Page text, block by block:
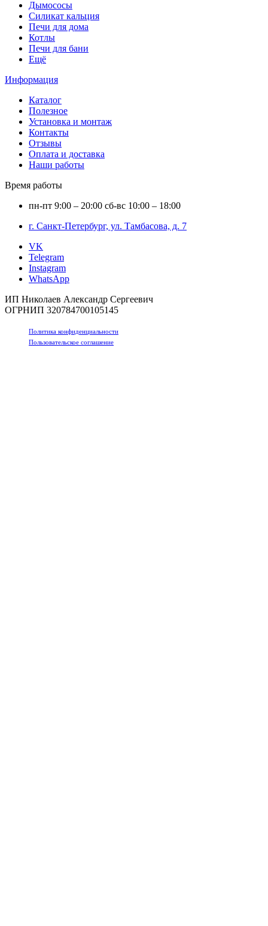
Дымососы
Силикат кальция
Печи для дома
Котлы
Печи для бани
Ещё
Информация
Каталог
Полезное
Установка и монтаж
Контакты
Отзывы
Оплата и доставка
Наши работы
Время работы
пн-пт 9:00 – 20:00 сб-вс 10:00 – 18:00
г. Санкт-Петербург, ул. Тамбасова, д. 7
VK
Telegram
Instagram
WhatsApp
ИП Николаев Александр Сергеевич
ОГРНИП 320784700105145
Политика конфиденциальности
Пользовательское соглашение